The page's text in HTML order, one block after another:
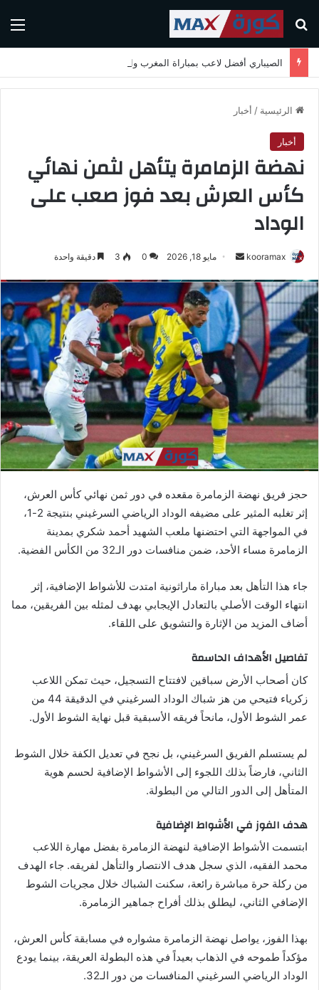
بحث عن
الرئيسية / أخبار
أخبار
نهضة الزمامرة يتأهل لثمن نهائي
كأس العرش بعد فوز صعب على
الوداد
kooramax
س
ل
ر
ي
د
إ
ل
ك
ت
و
ن
ا
مايو 18, 2026 0
3 دقيقة واحدة
حجز فريق نهضة الزمامرة مقعده في دور ثمن نهائي كأس العرش،
إثر تغلبه المثير على مضيفه الوداد الرياضي السرغيني بنتيجة 2-1،
في المواجهة التي احتضنها ملعب الشهيد أحمد شكري بمدينة
الزمامرة مساء الأحد، ضمن منافسات دور الـ32 من الكأس الفضية.
جاء هذا التأهل بعد مباراة ماراثونية امتدت للأشواط الإضافية، إثر
انتهاء الوقت الأصلي بالتعادل الإيجابي بهدف لمثله بين الفريقين، مما
أضاف المزيد من الإثارة والتشويق على اللقاء.
تفاصيل الأهداف الحاسمة
كان أصحاب الأرض سباقين لافتتاح التسجيل، حيث تمكن اللاعب
زكرياء فتيحي من هز شباك الوداد السرغيني في الدقيقة 44 من
عمر الشوط الأول، مانحاً فريقه الأسبقية قبل نهاية الشوط الأول.
لم يستسلم الفريق السرغيني، بل نجح في تعديل الكفة خلال الشوط
الثاني، فارضاً بذلك اللجوء إلى الأشواط الإضافية لحسم هوية
المتأهل إلى الدور التالي من البطولة.
هدف الفوز في الأشواط الإضافية
ابتسمت الأشواط الإضافية لنهضة الزمامرة بفضل مهارة اللاعب
محمد الفقيه، الذي سجل هدف الانتصار والتأهل لفريقه. جاء الهدف
من ركلة حرة مباشرة رائعة، سكنت الشباك خلال مجريات الشوط
الإضافي الثاني، ليطلق بذلك أفراح جماهير الزمامرة.
بهذا الفوز، يواصل نهضة الزمامرة مشواره في مسابقة كأس العرش،
مؤكداً طموحه في الذهاب بعيداً في هذه البطولة العريقة، بينما يودع
الوداد الرياضي السرغيني المنافسات من دور الـ32.